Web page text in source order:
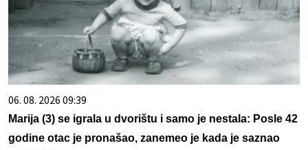
06. 08. 2026 09:39
Marija (3) se igrala u dvorištu i samo je nestala: Posle 42
godine otac je pronašao, zanemeo je kada je saznao